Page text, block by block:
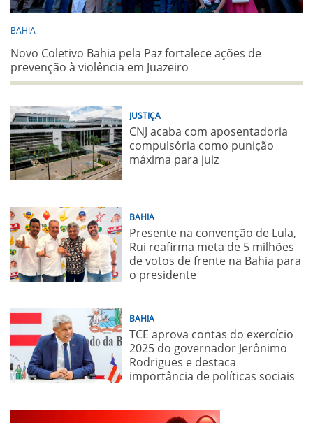
BAHIA
Novo Coletivo Bahia pela Paz fortalece ações de
prevenção à violência em Juazeiro
JUSTIÇA
CNJ acaba com aposentadoria
compulsória como punição
máxima para juiz
BAHIA
Presente na convenção de Lula,
Rui reafirma meta de 5 milhões
de votos de frente na Bahia para
o presidente
BAHIA
TCE aprova contas do exercício
2025 do governador Jerônimo
Rodrigues e destaca
importância de políticas sociais